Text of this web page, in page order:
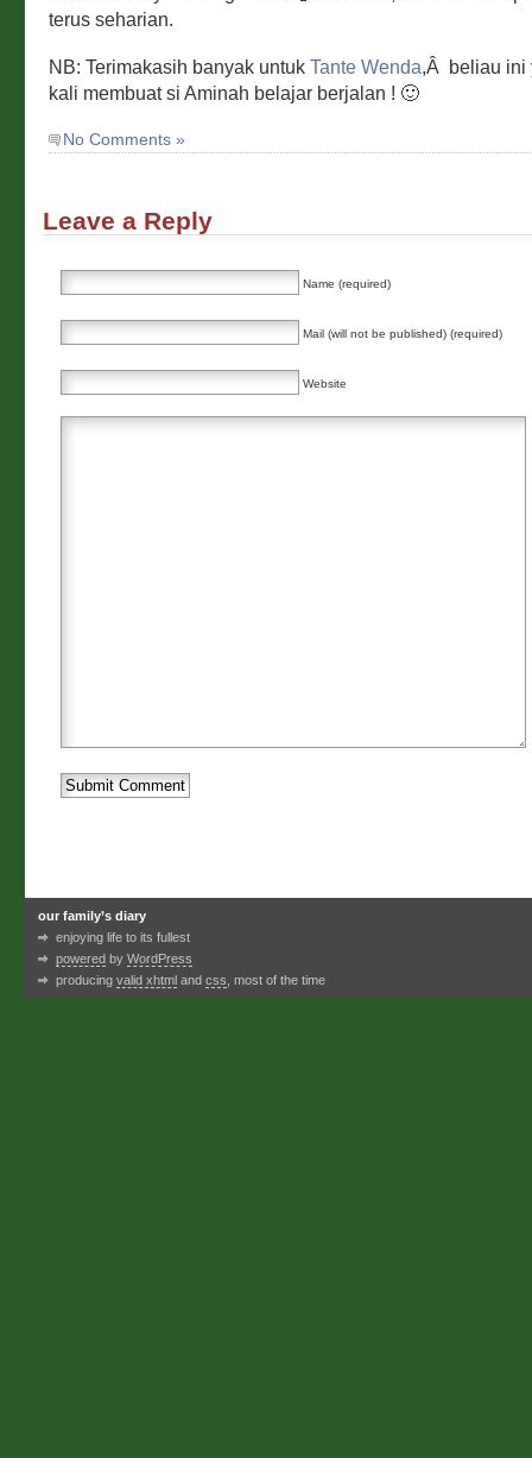
terus seharian.
NB: Terimakasih banyak untuk Tante Wenda,Â beliau ini
kali membuat si Aminah belajar berjalan ! 🙂
No Comments »
Leave a Reply
Name (required)
Mail (will not be published) (required)
Website
our family’s diary
enjoying life to its fullest
powered by WordPress
producing valid xhtml and css , most of the time